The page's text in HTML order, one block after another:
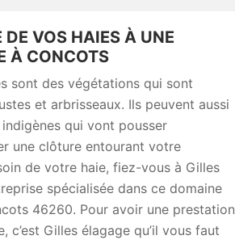
VOS HAIES À UNE
À CONCOTS
sont des végétations qui sont
et arbrisseaux. Ils peuvent aussi
qui vont pousser
une clôture entourant votre
de votre haie, fiez-vous à Gilles
spécialisée dans ce domaine
46260. Pour avoir une prestation
c’est Gilles élagage qu’il vous faut